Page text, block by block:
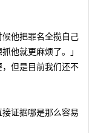
他把罪名全揽自己
他就更麻烦了。」
但是目前我们还不
证据哪是那么容易